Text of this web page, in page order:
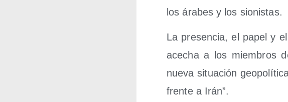
los ára­bes y los sionistas.
La pre­sen­cia, el papel y
ace­cha a los miem­bros
nue­va situa­ción
fren­te a Irán”.